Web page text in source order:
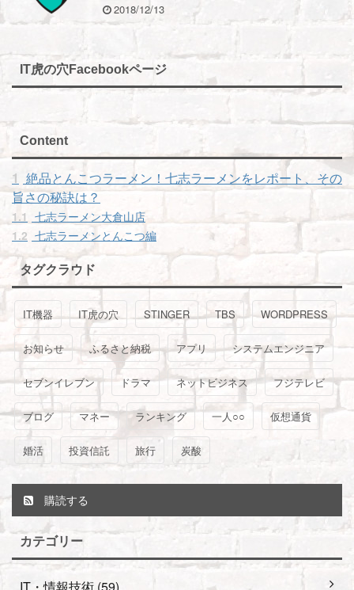
2018/12/13
IT虎の穴Facebookページ
Content
1 絶品とんこつラーメン！七志ラーメンをレポート、その
旨さの秘訣は？
1.1 七志ラーメン大倉山店
1.2 七志ラーメンとんこつ編
タグクラウド
IT機器 IT虎の穴 STINGER TBS WORDPRESS
お知らせ ふるさと納税 アプリ システムエンジニア
セブンイレブン ドラマ ネットビジネス フジテレビ
ブログ マネー ランキング 一人○○ 仮想通貨
婚活 投資信託 旅行 炭酸
購読する
カテゴリー
IT・情報技術 (59)